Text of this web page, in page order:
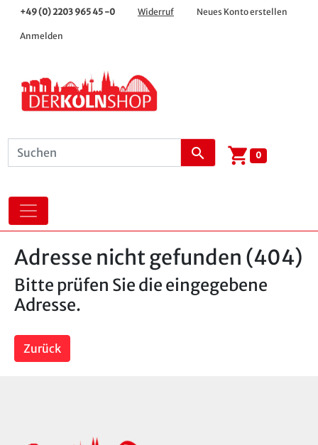
+49 (0) 2203 965 45 -0 Widerruf Neues Konto erstellen
Anmelden
search shopping_cart 0
Adresse nicht gefunden (404)
Bitte prüfen Sie die eingegebene
Adresse.
Zurück